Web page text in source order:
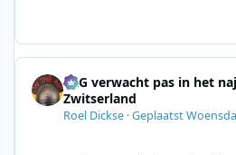
SRG verwacht pas in het
Zwitserland
Roel Dickse ·Geplaatst